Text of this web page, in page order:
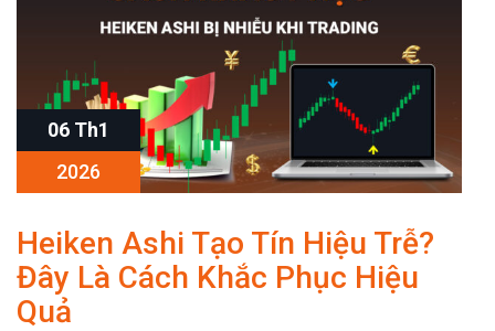
06 Th1
2026
Heiken Ashi Tạo Tín Hiệu Trễ?
Đây Là Cách Khắc Phục Hiệu
Quả